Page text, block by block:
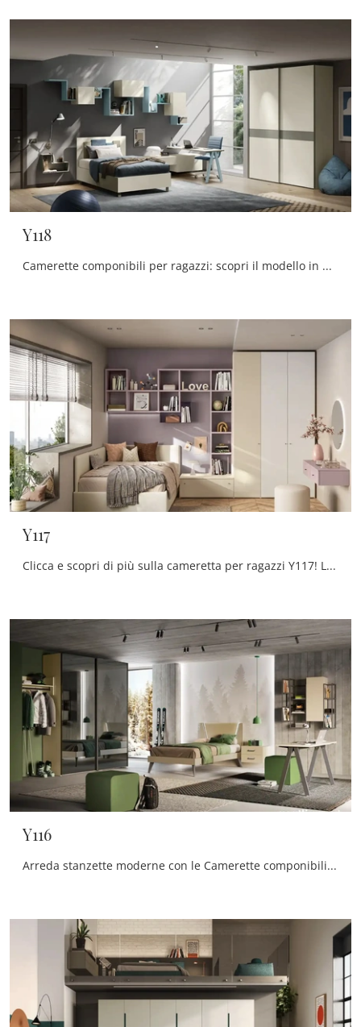
Y118
Camerette componibili per ragazzi: scopri il modello in melaminico Y118 di Moretti Compact Camerette per stanzette moderne.
Y117
Clicca e scopri di più sulla cameretta per ragazzi Y117! Le Camerette su misura Moretti Compact Camerette ti attendono.
Y116
Arreda stanzette moderne con le Camerette componibili Moretti Compact Camerette! Il modello Y116 in melaminico è per ragazzi.